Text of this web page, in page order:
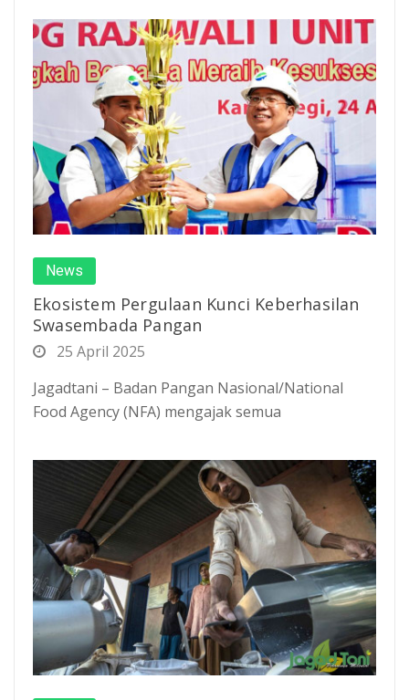
News
Ekosistem Pergulaan Kunci Keberhasilan
Swasembada Pangan
25 April 2025
Jagadtani – Badan Pangan Nasional/National
Food Agency (NFA) mengajak semua